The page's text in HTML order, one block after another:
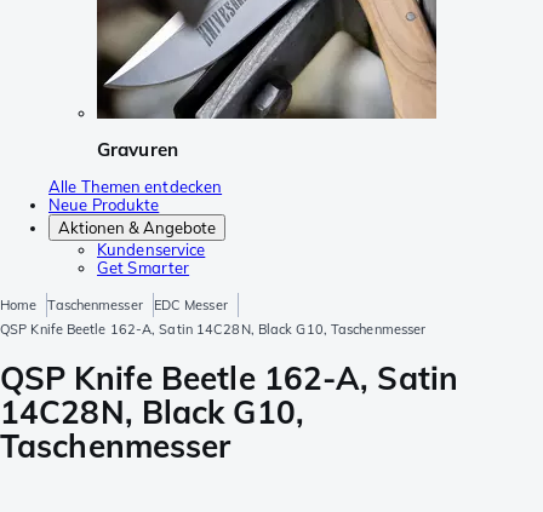
Gravuren
Alle Themen entdecken
Neue Produkte
Aktionen & Angebote
Kundenservice
Get Smarter
Home Taschenmesser
EDC Messer
QSP Knife Beetle 162-A, Satin 14C28N, Black G10, Taschenmesser
QSP Knife Beetle 162-A, Satin
14C28N, Black G10,
Taschenmesser